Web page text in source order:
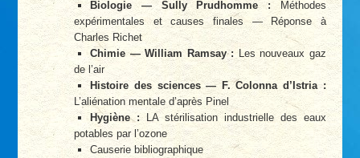
Biologie — Sully Prudhomme : Méthodes
expérimentales et causes finales — Réponse à
Charles Richet
Chimie — William Ramsay : Les nouveaux gaz
de l’air
Histoire des sciences — F. Colonna d’Istria :
L’aliénation mentale d’après Pinel
Hygiène : LA stérilisation industrielle des eaux
potables par l’ozone
Causerie bibliographique